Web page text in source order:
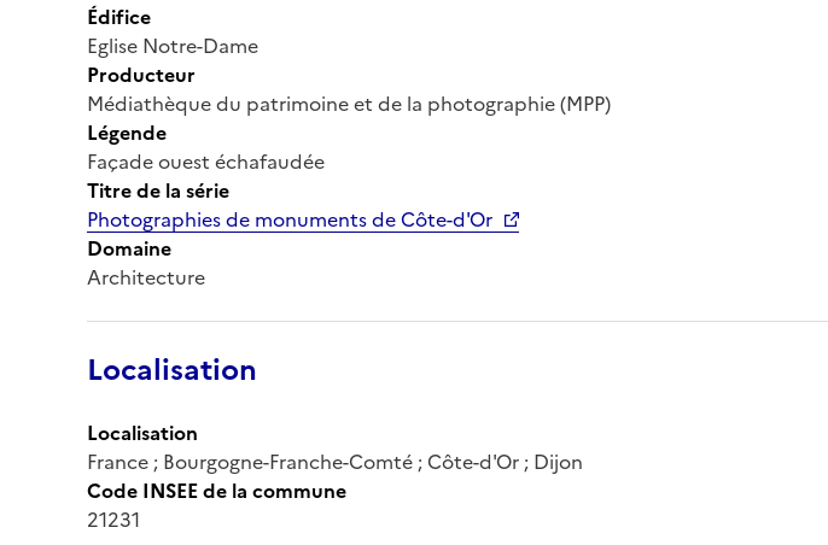
Édifice
Eglise Notre-Dame
Producteur
Médiathèque du patrimoine et de la photographie (MPP)
Légende
Façade ouest échafaudée
Titre de la série
Photographies de monuments de Côte-d'Or
Domaine
Architecture
Localisation
Localisation
France ; Bourgogne-Franche-Comté ; Côte-d'Or ; Dijon
Code INSEE de la commune
21231